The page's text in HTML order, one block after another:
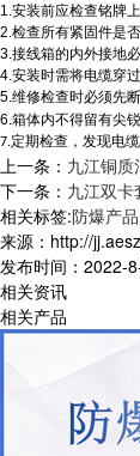
1.安装前应检查铭牌
2.检查所有紧固件是
3.接线箱的内外接地
4.安装时需将电缆穿
5.维修检查时必须先
6.箱体内不得留有尖
7.定期检查，发现电
上一条： 九江铜质
下一条： 九江双卡
相关标签:防爆产品
来源：http://
发布时间：2022-
相关资讯
相关产品